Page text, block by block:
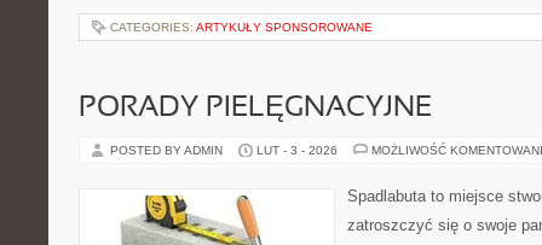
CATEGORIES: ARTYKUŁY SPONSOROWANE
PORADY PIELĘGNACYJNE
POSTED BY ADMIN LUT - 3 - 2026 MOŻLIWOŚĆ
Spadlabuta to miejsce
zatroszczyć się o swoje